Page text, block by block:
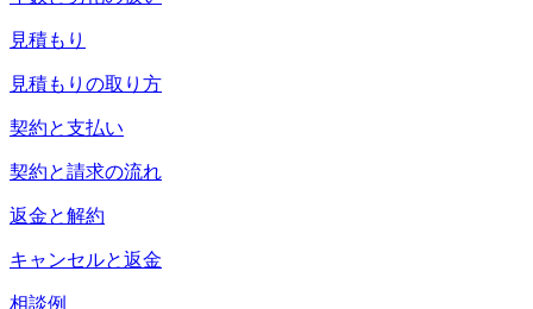
見積もり
見積もりの取り方
契約と支払い
契約と請求の流れ
返金と解約
キャンセルと返金
相談例